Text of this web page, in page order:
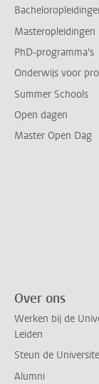
Masteropleidingen
PhD-programma's
Onderwijs voor
Summer Schools
Open dagen
Master Open Dag
Over ons
Werken bij de
Leiden
Steun de
Alumni